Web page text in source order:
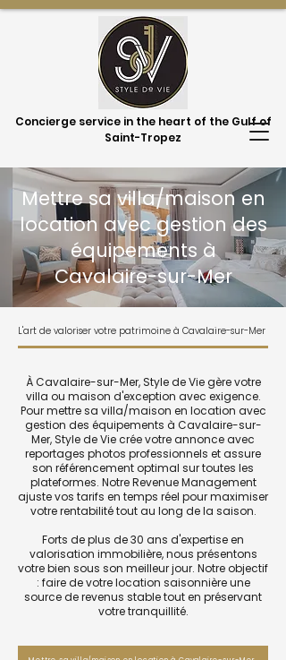
Concierge service in the heart of the Gulf of
Saint-Tropez
Mettre sa villa/maison en
location avec gestion des
équipements à
Cavalaire-sur-Mer
L'art de valoriser votre patrimoine à Cavalaire-sur-Mer
À Cavalaire-sur-Mer, Style de Vie gère votre
villa ou maison d'exception avec exigence.
Pour mettre sa villa/maison en location avec
gestion des équipements à Cavalaire-sur-
Mer, Style de Vie crée votre annonce avec
reportages photos professionnels et assure
son référencement optimal sur toutes les
plateformes. Notre Revenue Management
ajuste vos tarifs en temps réel pour maximiser
votre rentabilité tout au long de la saison.
Forts de plus de 30 ans d'expertise en
valorisation immobilière, nous présentons
votre bien sous son meilleur jour. Notre objectif
: faire de votre location saisonnière une
source de revenus stable tout en préservant
votre tranquillité.